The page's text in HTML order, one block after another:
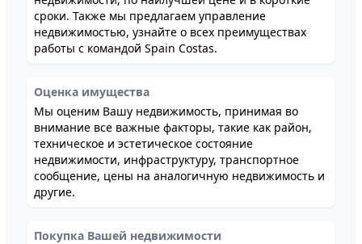
сроки. Также мы предлагаем управление
недвижимостью, узнайте о всех преимуществах
работы с командой Spain Costas.
Оценка имущества
Мы оценим Вашу недвижимость, принимая во
внимание все важные факторы, такие как район,
техническое и эстетическое состояние
недвижимости, инфраструктуру, транспортное
сообщение, цены на аналогичную недвижимость и
другие.
Покупка Вашей недвижимости